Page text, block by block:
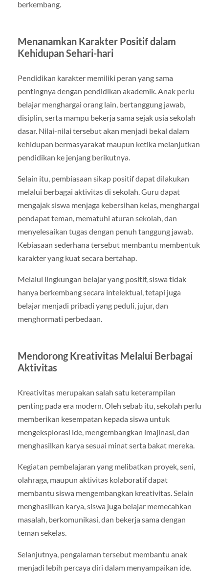
berkembang.
Menanamkan Karakter Positif dalam
Kehidupan Sehari-hari
Pendidikan karakter memiliki peran yang sama
pentingnya dengan pendidikan akademik. Anak perlu
belajar menghargai orang lain, bertanggung jawab,
disiplin, serta mampu bekerja sama sejak usia sekolah
dasar. Nilai-nilai tersebut akan menjadi bekal dalam
kehidupan bermasyarakat maupun ketika melanjutkan
pendidikan ke jenjang berikutnya.
Selain itu, pembiasaan sikap positif dapat dilakukan
melalui berbagai aktivitas di sekolah. Guru dapat
mengajak siswa menjaga kebersihan kelas, menghargai
pendapat teman, mematuhi aturan sekolah, dan
menyelesaikan tugas dengan penuh tanggung jawab.
Kebiasaan sederhana tersebut membantu membentuk
karakter yang kuat secara bertahap.
Melalui lingkungan belajar yang positif, siswa tidak
hanya berkembang secara intelektual, tetapi juga
belajar menjadi pribadi yang peduli, jujur, dan
menghormati perbedaan.
Mendorong Kreativitas Melalui Berbagai
Aktivitas
Kreativitas merupakan salah satu keterampilan
penting pada era modern. Oleh sebab itu, sekolah perlu
memberikan kesempatan kepada siswa untuk
mengeksplorasi ide, mengembangkan imajinasi, dan
menghasilkan karya sesuai minat serta bakat mereka.
Kegiatan pembelajaran yang melibatkan proyek, seni,
olahraga, maupun aktivitas kolaboratif dapat
membantu siswa mengembangkan kreativitas. Selain
menghasilkan karya, siswa juga belajar memecahkan
masalah, berkomunikasi, dan bekerja sama dengan
teman sekelas.
Selanjutnya, pengalaman tersebut membantu anak
menjadi lebih percaya diri dalam menyampaikan ide.